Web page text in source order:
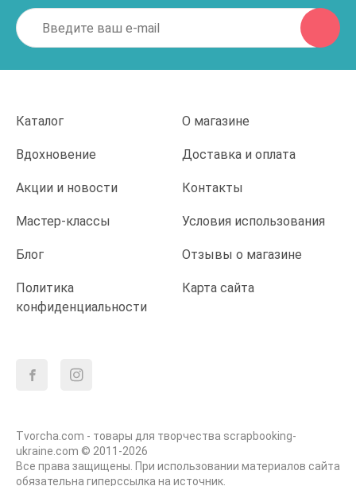
Каталог О магазине
Вдохновение Доставка и оплата
Акции и новости Контакты
Мастер-классы Условия использования
Блог Отзывы о магазине
Политика
конфиденциальности
Карта сайта
Tvorcha.com - товары для творчества scrapbooking-
ukraine.com © 2011-2026
Все права защищены. При использовании материалов сайта
обязательна гиперссылка на источник.